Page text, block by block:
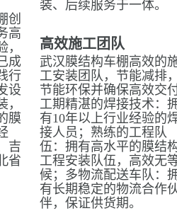
创
高
成
行
设
膜
吉
省
装、后续服务于一体。
高效施工团队
武汉膜结构车棚高效的
工安装团队，节能减排
节能环保并确保高效交
工期精湛的焊接技术：
有10年以上行业经验的
接人员；熟练的工程队
伍：拥有高水平的膜结
工程安装队伍，高效无
候；多物流配送车队：
有长期稳定的物流合作
伴，保证供货期。